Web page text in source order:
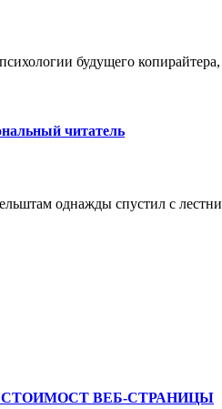
будущего
читатель
однажды спустил с
ВЕБ-СТРАНИЦЫ